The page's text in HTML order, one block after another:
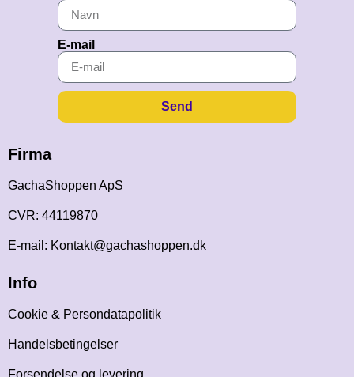
E-mail
Send
Firma
GachaShoppen ApS
CVR: 44119870
E-mail: Kontakt@gachashoppen.dk
Info
Cookie & Persondatapolitik
Handelsbetingelser